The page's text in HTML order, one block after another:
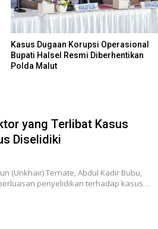
Kasus Dugaan Korupsi Operasional
Bupati Halsel Resmi Diberhentikan
Polda Malut
yang Terlibat Kasus
Diselidiki
(Unkhair) Ternate, Abdul Kadir Bubu,
penyelidikan terhadap kasus…